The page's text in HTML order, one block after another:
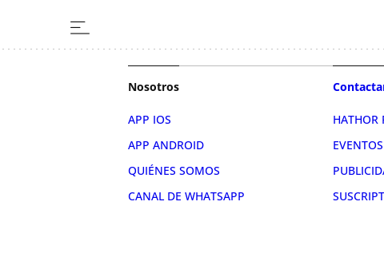
Nosotros
APP IOS
APP ANDROID
QUIÉNES SOMOS
CANAL DE WHATSAPP
HATHOR
EVENTOS